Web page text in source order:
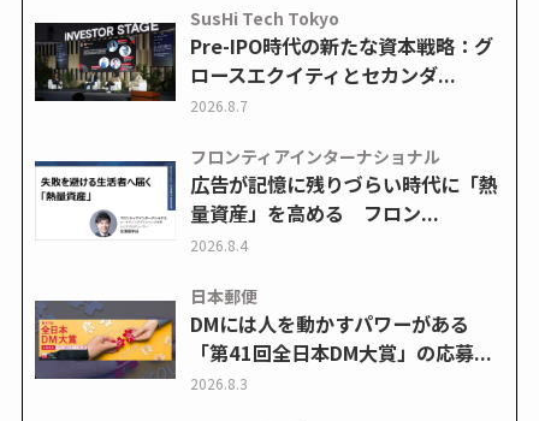
SusHi Tech Tokyo
Pre-IPO時代の新たな資本戦略：グ
ロースエクイティとセカンダ...
2026.8.7
フロンティアインターナショナル
広告が記憶に残りづらい時代に「熱
量資産」を高める フロン...
2026.8.4
日本郵便
DMには人を動かすパワーがある
「第41回全日本DM大賞」の応募...
2026.8.3